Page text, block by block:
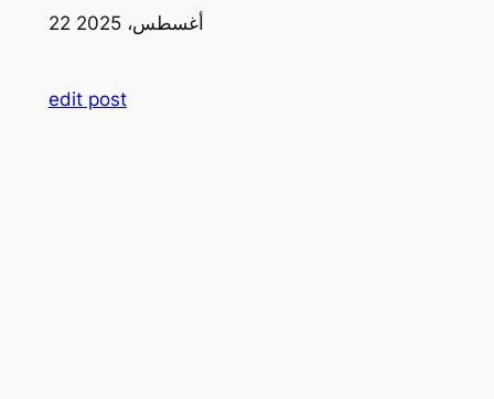
22 أغسطس، 2025
edit post